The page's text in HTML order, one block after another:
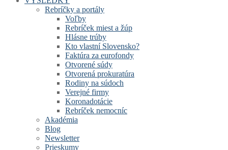
Rebríčky a portály
Voľby
Rebríček miest a žúp
Hlásne trúby
Kto vlastní Slovensko?
Faktúra za eurofondy
Otvorené súdy
Otvorená prokuratúra
Rodiny na súdoch
Verejné firmy
Koronadotácie
Rebríček nemocníc
Akadémia
Blog
Newsletter
Prieskumy